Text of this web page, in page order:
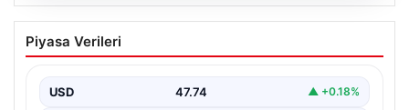
Kelebek.Org İle Sanal İletişimin Seviyeli
Adresi Ve Sohbet Deneyimi
iletişim kurması ciddi bir değer taşımaktadır. Halen
pek…
Piyasa Verileri
USD 47.74 ▲ +0.18%